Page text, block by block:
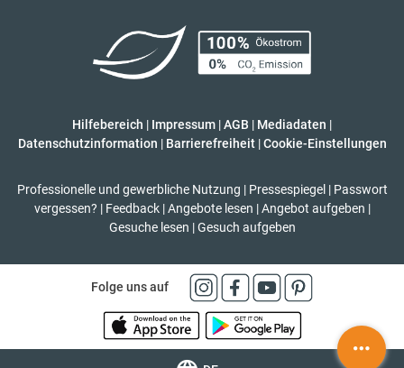
Hilfebereich | Impressum |AGB | Mediadaten |
Datenschutzinformation | Barrierefreiheit | Cookie-Einstellungen
Professionelle und gewerbliche Nutzung | Pressespiegel | Passwort
vergessen? | Feedback | Angebote lesen | Angebot aufgeben |
Gesuche lesen | Gesuch aufgeben
Folge uns auf